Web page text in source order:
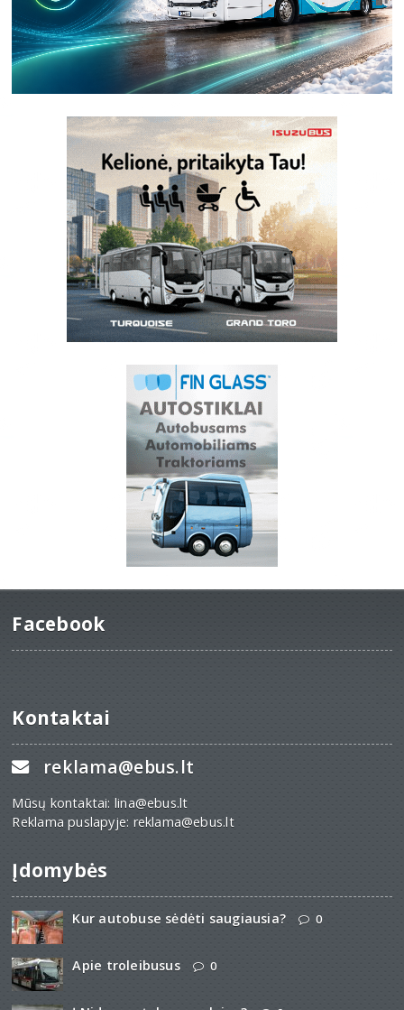
Facebook
Kontaktai
reklama@ebus.lt
Mūsų kontaktai: lina@ebus.lt
Reklama puslapyje: reklama@ebus.lt
Įdomybės
Kur autobuse sėdėti saugiausia? 0
Apie troleibusus 0